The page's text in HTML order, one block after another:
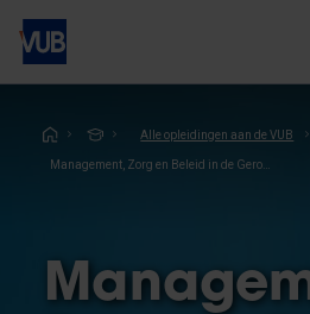
Overslaan
naar
inhoudKruimelpad
Alle opleidingen aan de VUB